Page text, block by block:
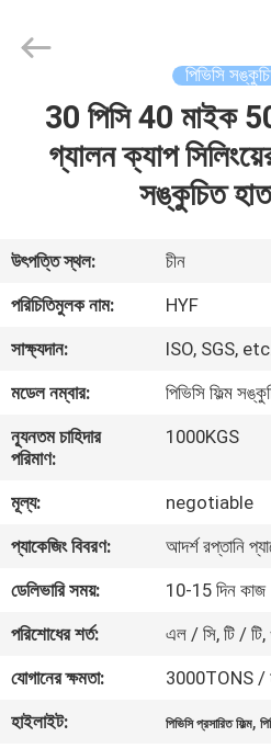
ভিডিও
সম্পর্কে
কারখানা
মান
নিয়ন্ত্রণ
করুন
Reserved.
পিভিসি
30 পিসি 40 মাইক
গ্যালন ক্যাপ
সঙ্কুচিত
উৎপত্তি স্থল:
চীন
পরিচিতিমুলক নাম:
HYF
সাক্ষ্যদান:
ISO, SGS,
মডেল নম্বার:
পিভিসি ফিল্ম
ন্যূনতম চাহিদার
পরিমাণ:
1000KGS
মূল্য:
negotiable
প্যাকেজিং বিবরণ:
আদর্শ রপ্তানি
ডেলিভারি সময়:
10-15 দিন কাজ
পরিশোধের শর্ত:
এল / সি, টি / টি,
যোগানের ক্ষমতা:
3000TONS /
হাইলাইট:
পিভিসি প্রসারিত ফিল্ম,